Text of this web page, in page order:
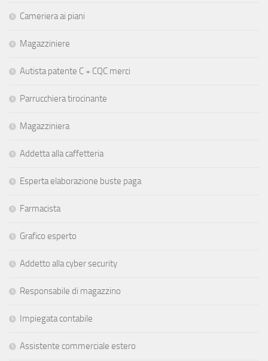
Cameriera ai piani
Magazziniere
Autista patente C + CQC merci
Parrucchiera tirocinante
Magazziniera
Addetta alla caffetteria
Esperta elaborazione buste paga
Farmacista
Grafico esperto
Addetto alla cyber security
Responsabile di magazzino
Impiegata contabile
Assistente commerciale estero